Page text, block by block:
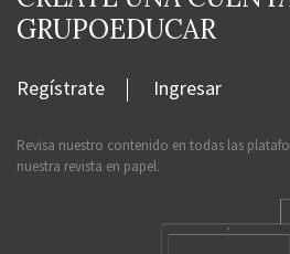
GRUPOEDUCAR
Regístrate Ingresar
Revisa nuestro contenido en todas las
nuestra revista en papel.